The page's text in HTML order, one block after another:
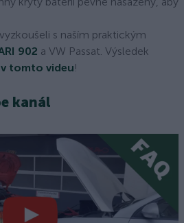
s naším praktickým
902 a VW Passat. Výsledek
tomto videu!
kanál